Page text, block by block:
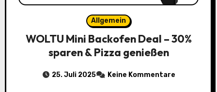
Allgemein
WOLTU Mini Backofen Deal – 30%
sparen & Pizza genießen
25. Juli 2025 Keine Kommentare